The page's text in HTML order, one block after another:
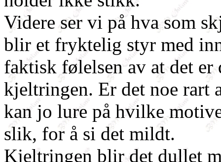
Videre ser vi på hva som
blir et fryktelig styr med
faktisk følelsen av at det er
kjeltringen. Er det noe rart
kan jo lure på hvilke
slik, for å si det mildt.
Kjeltringen blir det dullet